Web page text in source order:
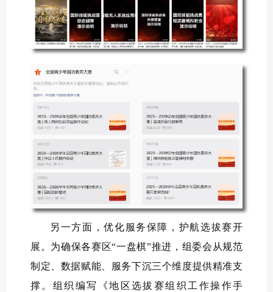
另一方面，优化服务保障，护航选拔赛开
展。为确保各赛区“一盘棋”推进，组委会从规范
制定、数据赋能、服务下沉三个维度提供精准支
撑。组织编写《地区选拔赛组织工作操作手